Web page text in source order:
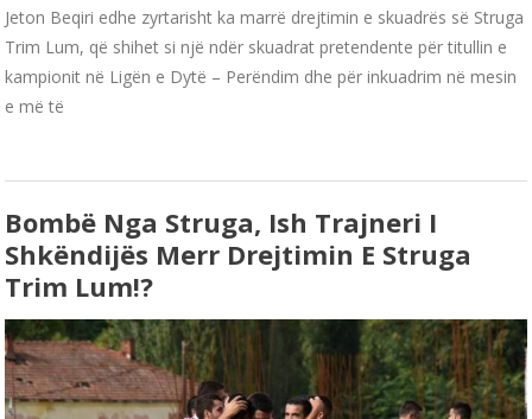
Jeton Beqiri edhe zyrtarisht ka marrë drejtimin e skuadrës së Struga
Trim Lum, që shihet si një ndër skuadrat pretendente për titullin e
kampionit në Ligën e Dytë – Perëndim dhe për inkuadrim në mesin
e më të
Bombë Nga Struga, Ish Trajneri I
Shkëndijës Merr Drejtimin E Struga
Trim Lum!?